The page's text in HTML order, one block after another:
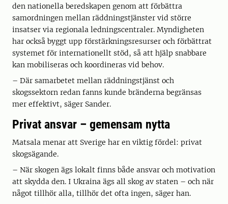
den nationella beredskapen genom att förbättra
samordningen mellan räddningstjänster vid större
insatser via regionala ledningscentraler. Myndigheten
har också byggt upp förstärkningsresurser och förbättrat
systemet för internationellt stöd, så att hjälp snabbare
kan mobiliseras och koordineras vid behov.
– Där samarbetet mellan räddningstjänst och
skogssektorn redan fanns kunde bränderna begränsas
mer effektivt, säger Sander.
Privat ansvar – gemensam nytta
Matsala menar att Sverige har en viktig fördel: privat
skogsägande.
– När skogen ägs lokalt finns både ansvar och motivation
att skydda den. I Ukraina ägs all skog av staten – och när
något tillhör alla, tillhör det ofta ingen, säger han.